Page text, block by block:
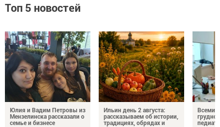
Топ 5 новостей
Юлия и Вадим Петровы из
Мензелинска рассказали о
семье и бизнесе
Ильин день 2 августа:
рассказываем об истории,
традициях, обрядах и